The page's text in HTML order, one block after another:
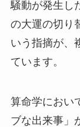
騒動が発生し
の大運の切り
いう指摘が、
ています。
算命学におい
ブな出来事」